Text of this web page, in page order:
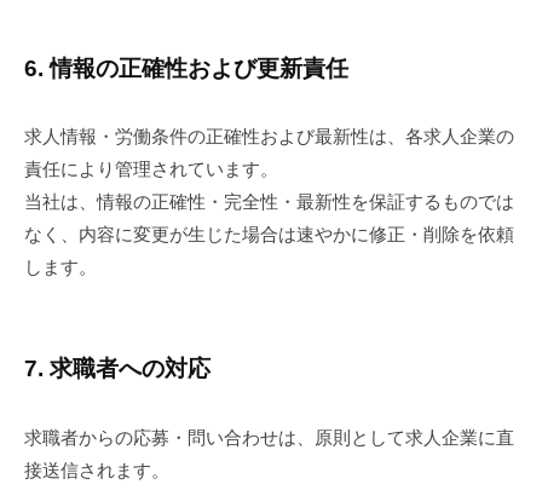
6. 情報の正確性および更新責任
求人情報・労働条件の正確性および最新性は、各求人企業の
責任により管理されています。
当社は、情報の正確性・完全性・最新性を保証するものでは
なく、内容に変更が生じた場合は速やかに修正・削除を依頼
します。
7. 求職者への対応
求職者からの応募・問い合わせは、原則として求人企業に直
接送信されます。